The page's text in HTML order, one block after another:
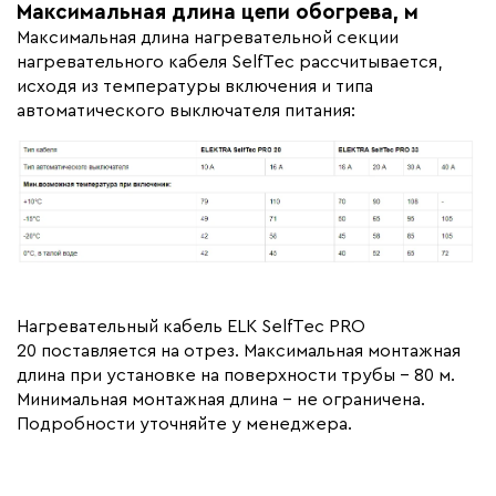
Максимальная длина цепи обогрева, м
Максимальная длина нагревательной секции
нагревательного кабеля SelfTec рассчитывается,
исходя из температуры включения и типа
автоматического выключателя питания:
Нагревательный кабель ELK SelfTec PRO
20 поставляется на отрез. Максимальная монтажная
длина при установке на поверхности трубы – 80 м.
Минимальная монтажная длина – не ограничена.
Подробности уточняйте у менеджера.